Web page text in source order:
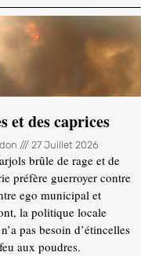
et des caprices
27 Juillet 2026
brûle de rage et de
préfère guerroyer contre
ego municipal et
la politique locale
pas besoin d’étincelles
aux poudres.